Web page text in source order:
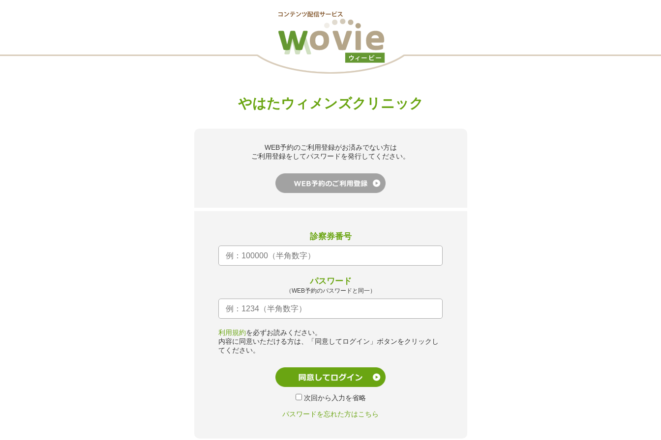
やはたウィメンズクリニック
WEB予約のご利用登録がお済みでない方は
ご利用登録をしてパスワードを発行してください。
診察券番号
パスワード
（WEB予約のパスワードと同一）
利用規約を必ずお読みください。
内容に同意いただける方は、「同意してログイン」ボタンをクリックし
てください。
次回から入力を省略
パスワードを忘れた方はこちら